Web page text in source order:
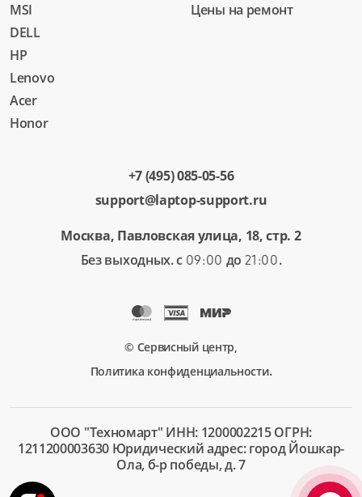
MSI
DELL
HP
Lenovo
Acer
Honor
Цены на ремонт
+7 (495) 085-05-56
support@laptop-support.ru
Москва, Павловская улица, 18, стр. 2
Без выходных. с 09:00 до 21:00.
© Сервисный центр,
Политика конфиденциальности.
ООО "Техномарт" ИНН: 1200002215 ОГРН:
1211200003630 Юридический адрес: город Йошкар-
Ола, б-р победы, д. 7
+7 (495)